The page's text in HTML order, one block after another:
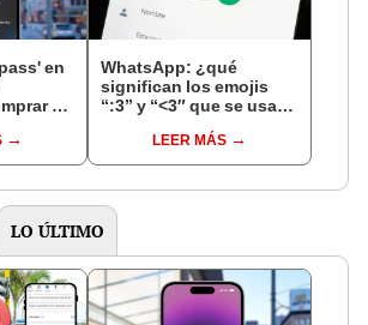
en
un
WhatsApp: ¿qué
significan los emojis
“:3” y “<3″ que se usan
LEER MÁS
LO ÚLTIMO